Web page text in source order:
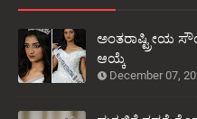
ಅಂತರಾಷ್ಟ್ರೀಯ
ಆಯ್ಕೆ
December 07,